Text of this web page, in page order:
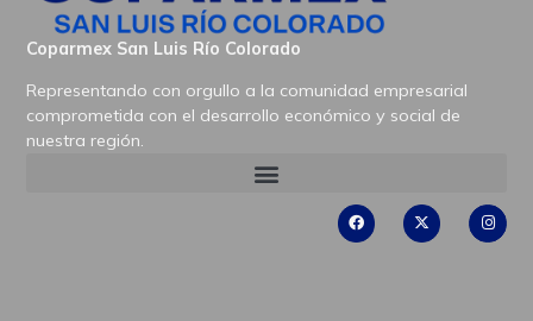
Coparmex San Luis Río Colorado
Representando con orgullo a la comunidad empresarial
comprometida con el desarrollo económico y social de
nuestra región.